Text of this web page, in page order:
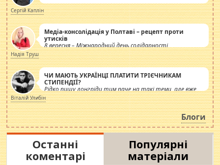
Сергій Каплін
Медіа-консолідація у Полтаві – рецепт проти
утисків
8 вересня – Міжнародний день солідарності
журналістів.
Надія Труш
ЧИ МАЮТЬ УКРАЇНЦІ ПЛАТИТИ ТРІЄЧНИКАМ
СТИПЕНДІЇ?
Рідко пишу лонгріди тим паче на такі теми, але вже
просто дістало! Обурюють сьогоднішні інсенуації
навколо стипендіального питання. Штучно
роздувається ще одна соціальна катастрофа.
Віталій Улибін
Блоги
Останні
коментарі
Популярні
матеріали